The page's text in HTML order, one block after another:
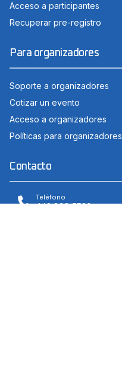
Acceso a participantes
Recuperar pre-registro
Para organizadores
Soporte a organizadores
Cotizar un evento
Acceso a organizadores
Políticas para organizadores
Contacto
Teléfono
442 898 5530